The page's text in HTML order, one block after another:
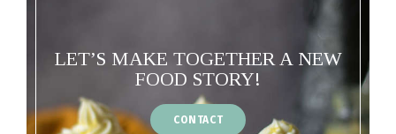
LET’S MAKE TOGETHER A NEW
FOOD STORY!
CONTACT